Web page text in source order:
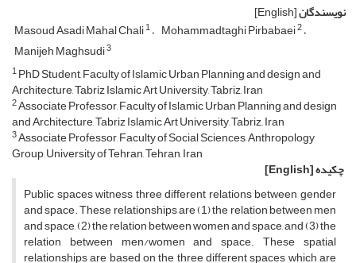
نویسندگان[English]
Masoud Asadi Mahal Chali1 Mohammadtaghi Pirbabaei2
Manijeh Maghsudi3
1PhD Student, Faculty of Islamic Urban Planning and design and
Architecture, Tabriz Islamic Art University, Tabriz, Iran
2Associate Professor, Faculty of Islamic Urban Planning and design
and Architecture, Tabriz Islamic Art University, Tabriz,, Iran
3Associate Professor, Faculty of Social Sciences, Anthropology
Group, University of Tehran, Tehran, Iran
چکیده[English]
Public spaces witness three different relations between gender
and space. These relationships are (1) the relation between men
and space, (2) the relation between women and space, and (3) the
relation between men/women and space. These spatial
relationships are based on the three different spaces which are